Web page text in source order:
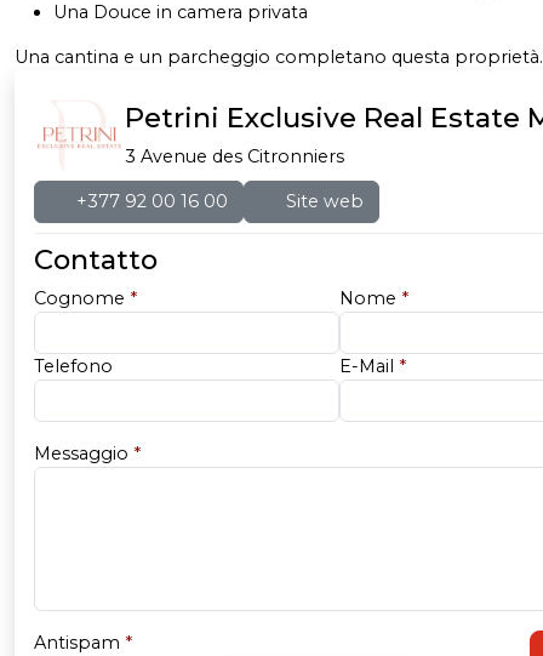
Una Douce in camera privata
Una cantina e un parcheggio completano questa
Petrini Exclusive Real Estate
3 Avenue des Citronniers
+377 92 00 16 00 Site web
Contatto
Cognome * Nome *
Telefono E-Mail *
Messaggio *
Antispam *